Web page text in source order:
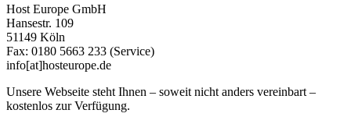
Host Europe GmbH
Hansestr. 109
51149 Köln
Fax: 0180 5663 233 (Service)
info[at]hosteurope.de
Unsere Webseite steht Ihnen – soweit nicht anders vereinbart –
kostenlos zur Verfügung.